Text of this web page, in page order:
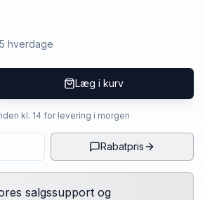
hverdage
Læg i kurv
kl. 14 for levering i morgen
Rabatpris
salgssupport og